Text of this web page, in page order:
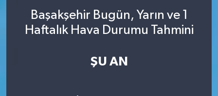
Başakşehir Bugün, Yarın ve 1
Haftalık Hava Durumu Tahmini
ŞU AN
Süper Lig Puan Durumu ve Fikstür
Son Dakika Haberleri